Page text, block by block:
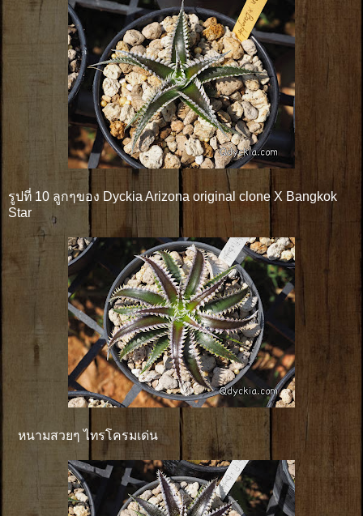
รูปที่ 10 ลูกๆของ Dyckia Arizona original clone X Bangkok
Star
หนามสวยๆ ไทรโครมเด่น